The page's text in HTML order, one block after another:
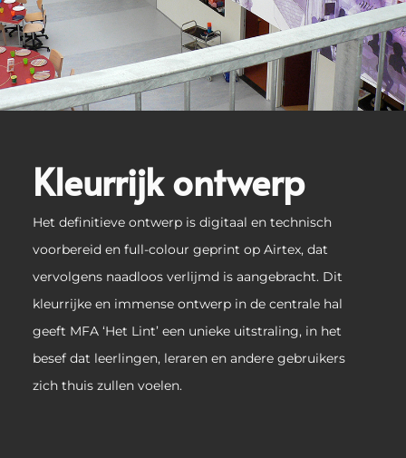
Kleurrijk ontwerp
Het definitieve ontwerp is digitaal en technisch
voorbereid en full-colour geprint op Airtex, dat
vervolgens naadloos verlijmd is aangebracht. Dit
kleurrijke en immense ontwerp in de centrale hal
geeft MFA ‘Het Lint’ een unieke uitstraling, in het
besef dat leerlingen, leraren en andere gebruikers
zich thuis zullen voelen.